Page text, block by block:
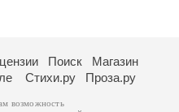
Поиск
Магазин
Стихи.ру Проза.ру
возможность